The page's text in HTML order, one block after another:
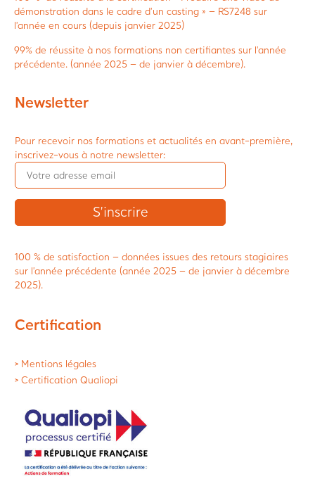
démonstration dans le cadre d’un casting » – RS7248 sur
l’année en cours (depuis janvier 2025)
99% de réussite à nos formations non certifiantes sur l’année
précédente. (année 2025 – de janvier à décembre).
Newsletter
Pour recevoir nos formations et actualités en avant-première,
inscrivez-vous à notre newsletter:
100 % de satisfaction – données issues des retours stagiaires
sur l’année précédente (année 2025 – de janvier à décembre
2025).
Certification
> Mentions légales
> Certification Qualiopi